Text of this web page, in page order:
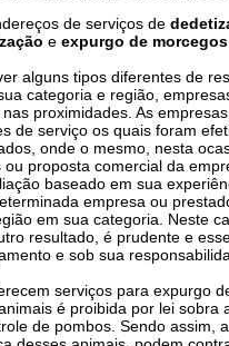
de serviços de
e expurgo de
alguns tipos diferentes de
categoria e região,
proximidades. As
de serviço os quais foram
onde o mesmo, nesta
proposta comercial da
baseado em sua
empresa ou
em sua categoria. Neste
resultado, é prudente e
e sob sua
serviços para expurgo
é proibida por lei sobra
de pombos. Sendo assim,